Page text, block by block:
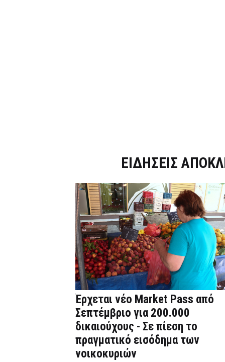
ΕΙΔΗΣΕΙΣ
Έρχεται νέο Market Pass από
Σεπτέμβριο για 200.000
δικαιούχους - Σε πίεση το
πραγματικό εισόδημα των
νοικοκυριών